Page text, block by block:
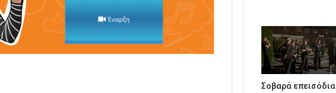
Σοβαρά επεισόδια